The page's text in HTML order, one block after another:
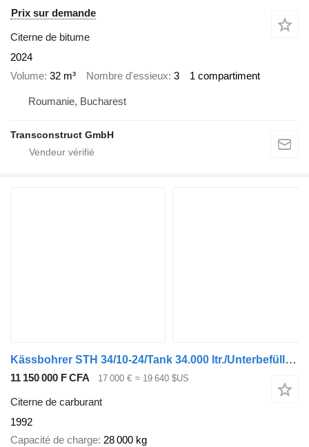
Prix sur demande
Citerne de bitume
2024
Volume 32 m³ Nombre d'essieux 3 1 compartiment
Roumanie, Bucharest
Transconstruct GmbH
Kässbohrer STH 34/10-24/Tank 34.000 ltr./Unterbefüll./Pumpe
11 150 000 F CFA 17 000 € ≈ 19 640 $US
Citerne de carburant
1992
Capacité de charge 28 000 kg